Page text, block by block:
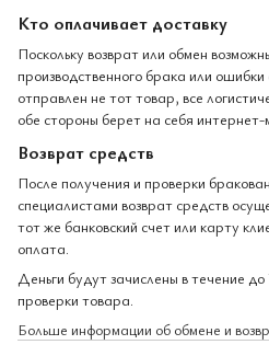
Кто оплачивает доставку
Поскольку возврат или обмен
производственного брака или
отправлен не тот товар, все
обе стороны берет на себя интернет-
Возврат средств
После получения и проверки
специалистами возврат средств
тот же банковский счет или карту
оплата.
Деньги будут зачислены в течение
проверки товара.
Больше информации об обмене и